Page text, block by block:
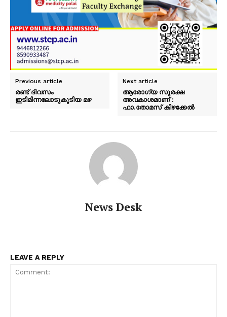
Previous article
രണ്ട് ദിവസം
ഇടിമിന്നലോടുകൂടിയ മഴ
Next article
ആരോഗ്യ സുരക്ഷ
അവകാശമാണ് :
ഫാ.തോമസ് കിഴക്കേൽ
News Desk
LEAVE A REPLY